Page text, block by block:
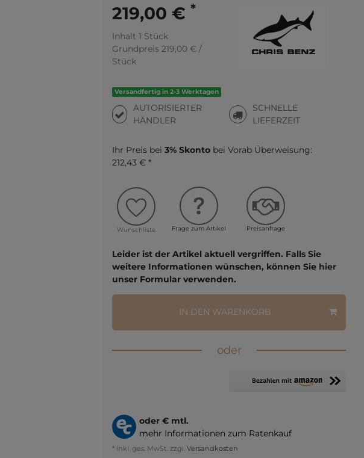
219,00 € *
Inhalt 1 Stück
Grundpreis 219,00 € /
Stück
Versandfertig in 2-3 Werktagen
AUTORISIERTER
HÄNDLER
SCHNELLE
LIEFERZEIT
Ihr Preis bei 3% Skonto bei Vorab Überweisung:
212,43 € *
Wunschliste Frage zum Artikel Preisanfrage
Leider ist der Artikel aktuell vergriffen. Falls Sie
weitere Informationen wünschen, können Sie hier
unser Formular verwenden.
IN DEN WARENKORB
oder
oder € mtl.
mehr Informationen zum Ratenkauf
* inkl. ges. MwSt. zzgl. Versandkosten